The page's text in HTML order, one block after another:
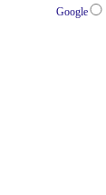
Google